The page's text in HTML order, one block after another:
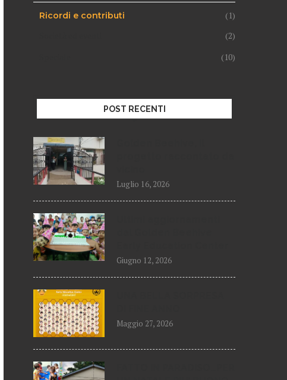
Ricordi e contributi
(1)
(2)
(10)
POST RECENTI
Luglio 16, 2026
Giugno 12, 2026
Maggio 27, 2026